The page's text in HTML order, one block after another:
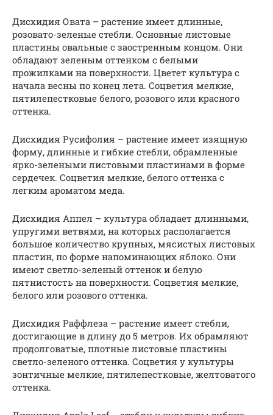
Дисхидия Овата – растение имеет длинные,
розовато-зеленые стебли. Основные листовые
пластины овальные с заостренным концом. Они
обладают зеленым оттенком с белыми
прожилками на поверхности. Цветет культура с
начала весны по конец лета. Соцветия мелкие,
пятилепестковые белого, розового или красного
оттенка.
Дисхидия Русифолия – растение имеет изящную
форму, длинные и гибкие стебли, обрамленные
ярко-зелеными листовыми пластинами в форме
сердечек. Соцветия мелкие, белого оттенка с
легким ароматом меда.
Дисхидия Аппел – культура обладает длинными,
упругими ветвями, на которых располагается
большое количество крупных, мясистых листовых
пластин, по форме напоминающих яблоко. Они
имеют светло-зеленый оттенок и белую
пятнистость на поверхности. Соцветия мелкие,
белого или розового оттенка.
Дисхидия Раффлеза – растение имеет стебли,
достигающие в длину до 5 метров. Их обрамляют
продолговатые, плотные листовые пластины
светло-зеленого оттенка. Соцветия у культуры
зонтичные мелкие, пятилепестковые, желтоватого
оттенка.